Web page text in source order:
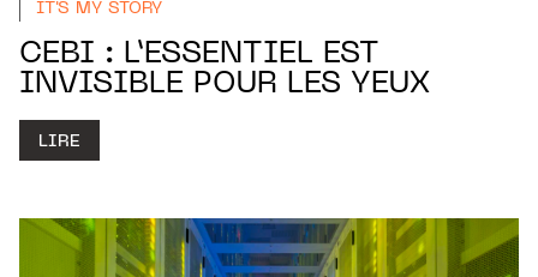
IT'S MY STORY
CEBI : L’ESSENTIEL EST
INVISIBLE POUR LES YEUX
LIRE